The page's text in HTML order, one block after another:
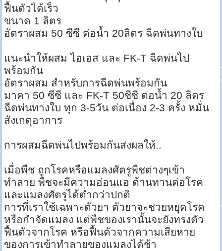
ฟื้นตัวได้เร็ว
ขนาด 1 ลิตร
อัตราผสม 50 ซีซี ต่อน้ำ 20ลิตร ฉีดพ่นทางใบ
แนะนำให้ผสม ไอเอส และ FK-T ฉีดพ่นไป
พร้อมกัน
อัตราผสม สำหรับการฉีดพ่นพร้อมกัน
มาคา 50 ซีซี และ FK-T 50ซีซี ต่อน้ำ 20 ลิตร
ฉีดพ่นทางใบ ทุก 3-5วัน ต่อเนื่อง 2-3 ครั้ง หมั่น
สังเกตุอาการ
การผสมฉีดพ่นไปพร้อมกันส่งผลให้..
เมื่อพืช ถูกโรคหรือแมลงศัตรูพืชต่างๆเข้า
ทำลาย พืชจะมีความอ่อนแอ ต้านทานต่อโรค
และแมลงศัตรูได้ต่ำกว่าปกติ
การที่เราใช้เฉพาะตัวยา ตัวยาจะช่วยหยุดโรค
หรือกำจัดแมลง แต่พืชของเรานั้นจะยังทรงตัว
ฟื้นตัวจากโรค หรือฟื้นตัวจากความเสียหาย
ของการเข้าทำลายของแมลงได้ช้า